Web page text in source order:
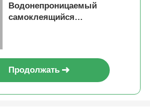
Водонепроницаемый
самоклеящийся
Продолжать